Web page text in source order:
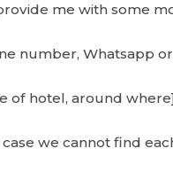
me with some
number, Whatsapp
of hotel, around
we cannot find